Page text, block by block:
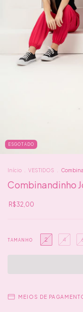
ESGOTADO
Início VESTIDOS
Combinandinho
R$32,00
TAMANHO 2 4
MEIOS DE